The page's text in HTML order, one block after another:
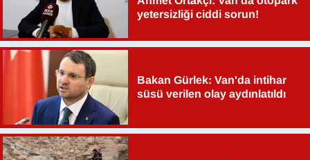
yetersizliği ciddi sorun!
Bakan Gürlek: Van'da intihar
süsü verilen olay aydınlatıldı